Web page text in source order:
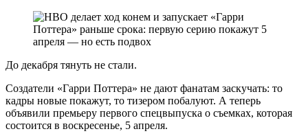
До декабря тянуть не стали.
Создатели «Гарри Поттера» не дают фанатам заскучать: то
кадры новые покажут, то тизером побалуют. А теперь
объявили премьеру первого спецвыпуска о съемках, которая
состоится в воскресенье, 5 апреля.